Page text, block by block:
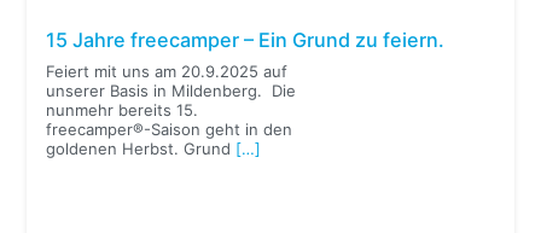
15 Jahre freecamper – Ein Grund zu feiern.
Feiert mit uns am 20.9.2025 auf
unserer Basis in Mildenberg. Die
nunmehr bereits 15.
freecamper®-Saison geht in den
goldenen Herbst. Grund […]